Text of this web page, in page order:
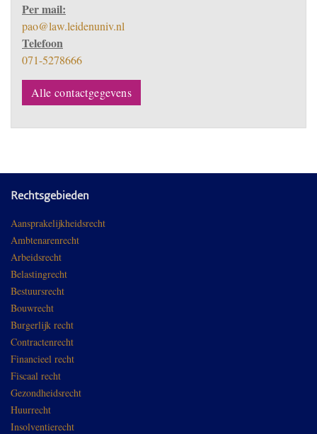
Per mail:
pao@law.leidenuniv.nl
Telefoon
071-5278666
Alle contactgegevens
Rechtsgebieden
Aansprakelijkheidsrecht
Ambtenarenrecht
Arbeidsrecht
Belastingrecht
Bestuursrecht
Bouwrecht
Burgerlijk recht
Contractenrecht
Financieel recht
Fiscaal recht
Gezondheidsrecht
Huurrecht
Insolventierecht